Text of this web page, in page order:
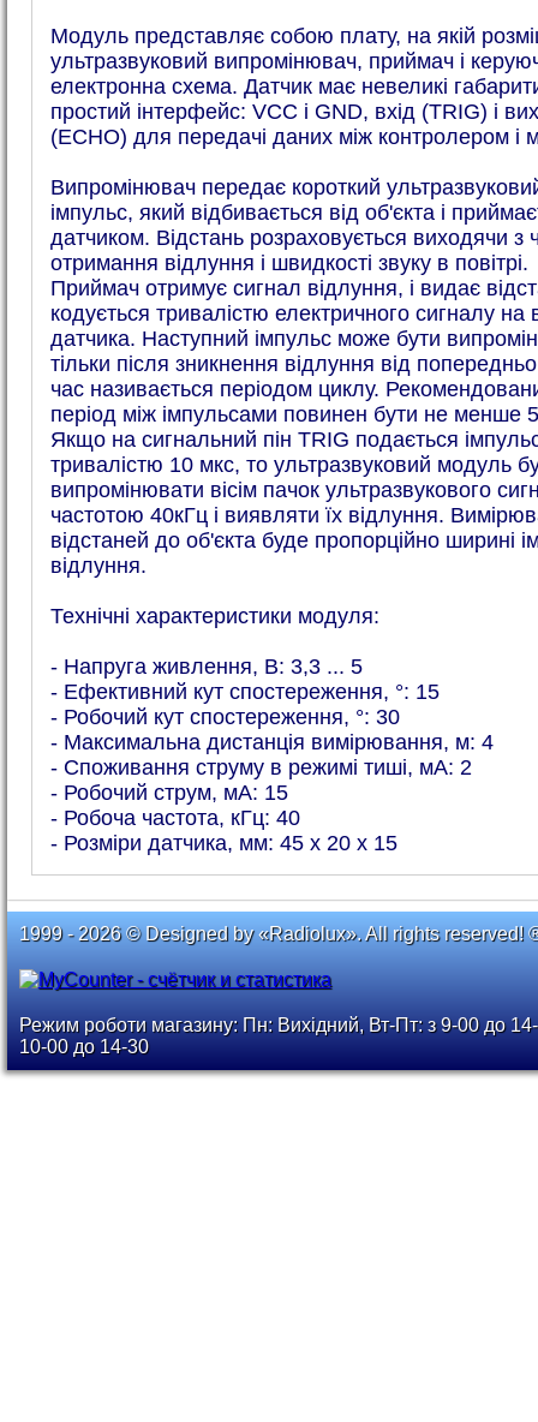
Модуль представляє собою плату, на якій
ультразвуковий випромінювач, приймач і
електронна схема. Датчик має невеликі
простий інтерфейс: VCC і GND, вхід (TRIG) і
(ECHO) для передачі даних між контролером і
Випромінювач передає короткий
імпульс, який відбивається від об'єкта і
датчиком. Відстань розраховується виходячи з
отримання відлуння і швидкості звуку в повітрі.
Приймач отримує сигнал відлуння, і видає
кодується тривалістю електричного сигналу на
датчика. Наступний імпульс може бути
тільки після зникнення відлуння від
час називається періодом циклу.
період між імпульсами повинен бути не менше
Якщо на сигнальний пін TRIG подається
тривалістю 10 мкс, то ультразвуковий модуль
випромінювати вісім пачок ультразвукового
частотою 40кГц і виявляти їх відлуння.
відстаней до об'єкта буде пропорційно ширині
відлуння.
Технічні характеристики модуля:
- Напруга живлення, В: 3,3 ... 5
- Ефективний кут спостереження, °: 15
- Робочий кут спостереження, °: 30
- Максимальна дистанція вимірювання, м: 4
- Споживання струму в режимі тиші, мА: 2
- Робочий струм, мА: 15
- Робоча частота, кГц: 40
- Розміри датчика, мм: 45 х 20 х 15
1999 - 2026 © Designed by «Radiolux». All rights reserved!
Режим роботи магазину: Пн: Вихідний, Вт-Пт: з 9-00 до
10-00 до 14-30